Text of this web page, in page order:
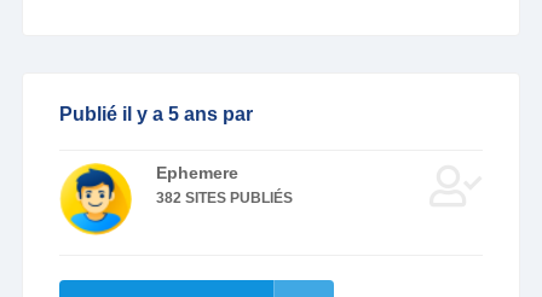
Publié il y a 5 ans par
Ephemere
382 SITES PUBLIÉS